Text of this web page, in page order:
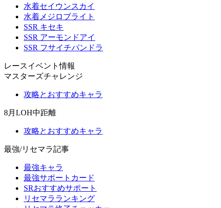
水着セイウンスカイ
水着メジロブライト
SSR キセキ
SSR アーモンドアイ
SSR フサイチパンドラ
レースイベント情報
マスターズチャレンジ
攻略とおすすめキャラ
8月LOH中距離
攻略とおすすめキャラ
最強/リセマラ記事
最強キャラ
最強サポートカード
SRおすすめサポート
リセマラランキング